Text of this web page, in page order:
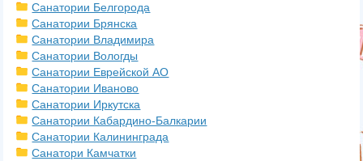
Санатории Белгорода
Санатории Брянска
Санатории Владимира
Санатории Вологды
Санатории Еврейской АО
Санатории Иваново
Санатории Иркутска
Санатории Кабардино-Балкарии
Санатории Калининграда
Санатори Камчатки